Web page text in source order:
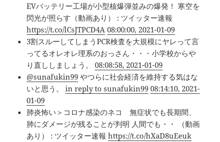
EVバッテリー工場が小型核爆弾並みの爆発！ 寒空を
閃光が照らす（動画あり） : ツイッター速報
https://t.co/lCsJTPCD4A 08:00:00, 2021-01-09
3割スルーしてしまうPCR検査を大規模にヤレって言
ってるオレオレ理系のおっさん・・・小学校からや
り直ししましょう。08:08:58, 2021-01-09
@sunafukin99 やつらに社会経済を維持する気はな
いと思う。in reply to sunafukin99 08:14:10, 2021-
01-09
肺炎怖い＞コロナ感染のネコ 無症状でも長期間、
肺にダメージが残ることが判明 人間でも・・ （動画
あり） : ツイッター速報https://t.co/hXaD8uEeuk